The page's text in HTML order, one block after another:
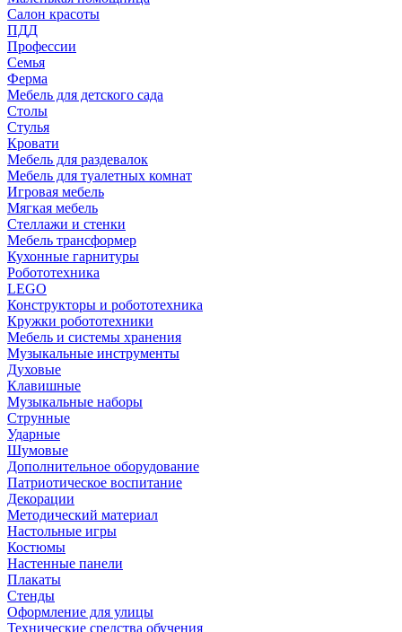
Салон красоты
ПДД
Профессии
Семья
Ферма
Мебель для детского сада
Столы
Cтулья
Кровати
Мебель для раздевалок
Мебель для туалетных комнат
Игровая мебель
Мягкая мебель
Стеллажи и стенки
Мебель трансформер
Кухонные гарнитуры
Робототехника
LEGO
Конструкторы и робототехника
Кружки робототехники
Мебель и системы хранения
Музыкальные инструменты
Духовые
Клавишные
Музыкальные наборы
Струнные
Ударные
Шумовые
Дополнительное оборудование
Патриотическое воспитание
Декорации
Методический материал
Настольные игры
Костюмы
Настенные панели
Плакаты
Стенды
Оформление для улицы
Технические средства обучения